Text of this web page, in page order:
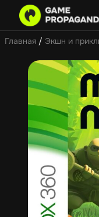
Главная / Экшн и